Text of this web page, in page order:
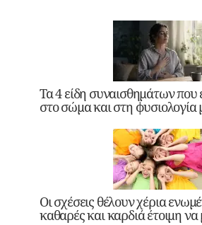
Τα 4 είδη συναισθημάτων που
στο σώμα και στη φυσιολογία
Οι σχέσεις θέλουν χέρια
καθαρές και καρδιά έτοιμη να